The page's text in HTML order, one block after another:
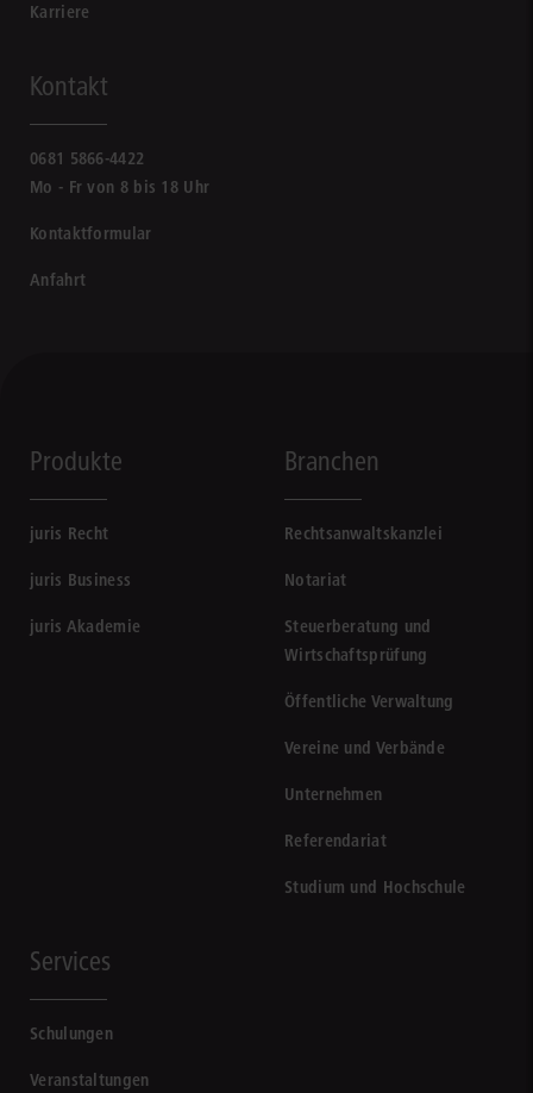
Karriere
Kontakt
0681 5866-4422
Mo - Fr von 8 bis 18 Uhr
Kontaktformular
Anfahrt
Produkte
juris Recht
juris Business
juris Akademie
Branchen
Rechtsanwaltskanzlei
Notariat
Steuerberatung und
Wirtschaftsprüfung
Öffentliche Verwaltung
Vereine und Verbände
Unternehmen
Referendariat
Studium und Hochschule
Services
Schulungen
Veranstaltungen